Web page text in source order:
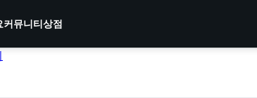
커뮤니티상점